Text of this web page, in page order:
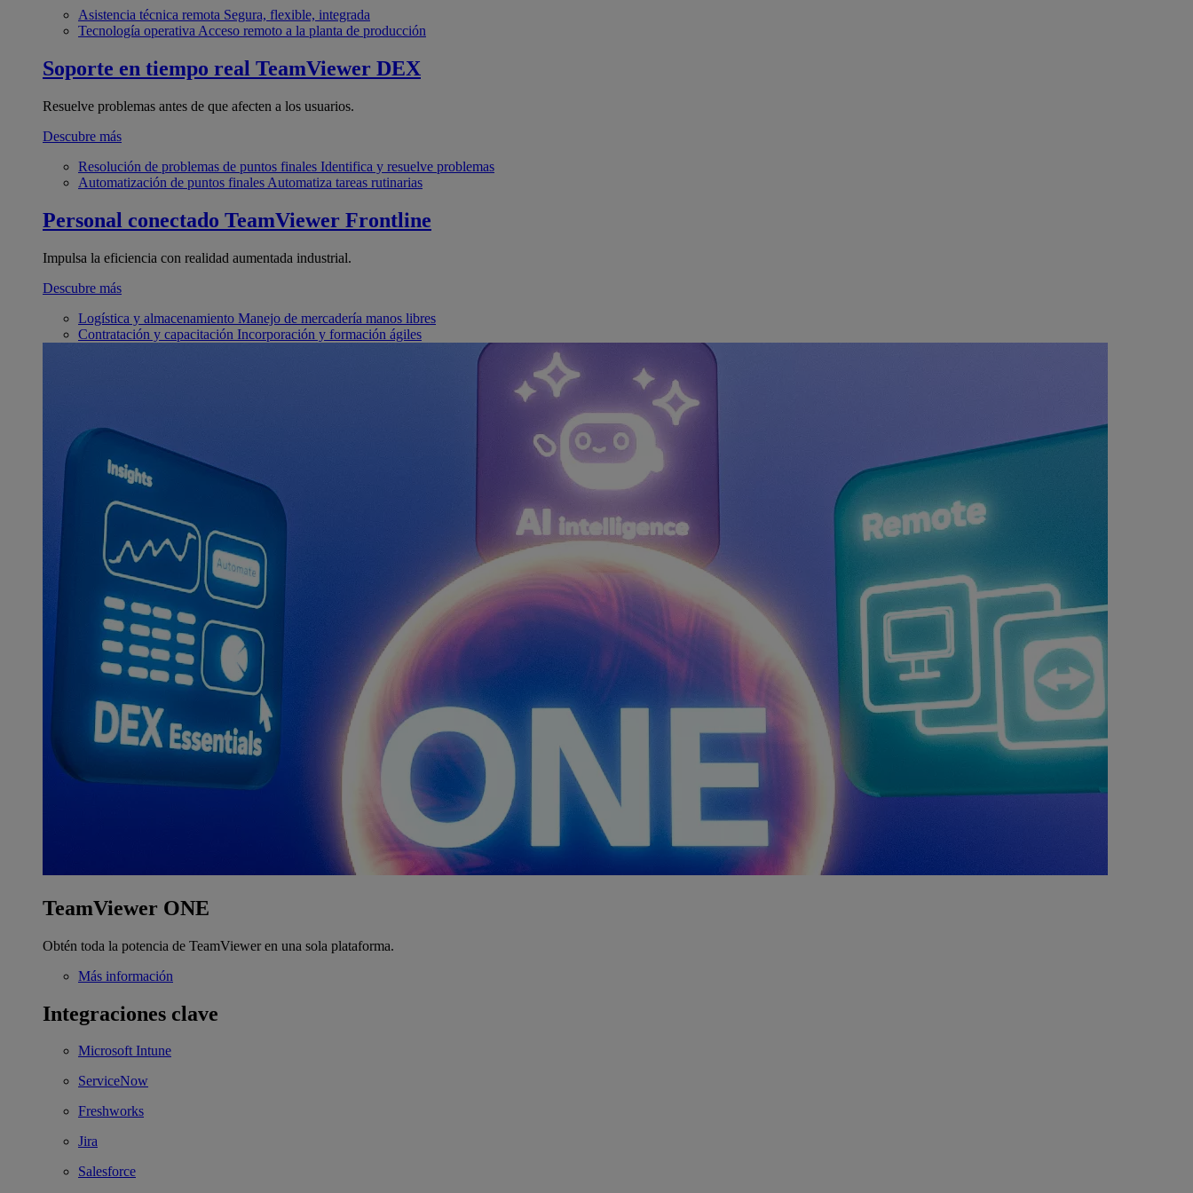
Asistencia técnica remota Segura, flexible, integrada
Tecnología operativa Acceso remoto a la planta de producción
Soporte en tiempo real TeamViewer DEX
Resuelve problemas antes de que afecten a los usuarios.
Descubre más
Resolución de problemas de puntos finales Identifica y resuelve problemas
Automatización de puntos finales Automatiza tareas rutinarias
Personal conectado TeamViewer Frontline
Impulsa la eficiencia con realidad aumentada industrial.
Descubre más
Logística y almacenamiento Manejo de mercadería manos libres
Contratación y capacitación Incorporación y formación ágiles
TeamViewer ONE
Obtén toda la potencia de TeamViewer en una sola plataforma.
Más información
Integraciones clave
Microsoft Intune
ServiceNow
Freshworks
Jira
Salesforce